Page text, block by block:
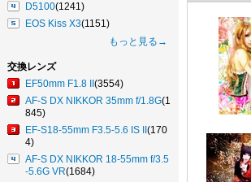
D5100(1241)
EOS Kiss X3(1151)
もっと見る→
交換レンズ
EF50mm F1.8 II (3554)
AF-S DX NIKKOR 35mm f/1.8G(1
845)
EF-S18-55mm F3.5-5.6 IS II (170
4)
AF-S DX NIKKOR 18-55mm f/3.5
-5.6G VR(1684)